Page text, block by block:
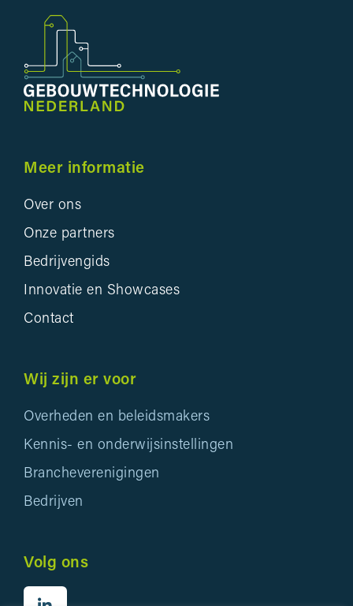
Meer informatie
Over ons
Onze partners
Bedrijvengids
Innovatie en Showcases
Contact
Wij zijn er voor
Overheden en beleidsmakers
Kennis- en onderwijsinstellingen
Brancheverenigingen
Bedrijven
Volg ons